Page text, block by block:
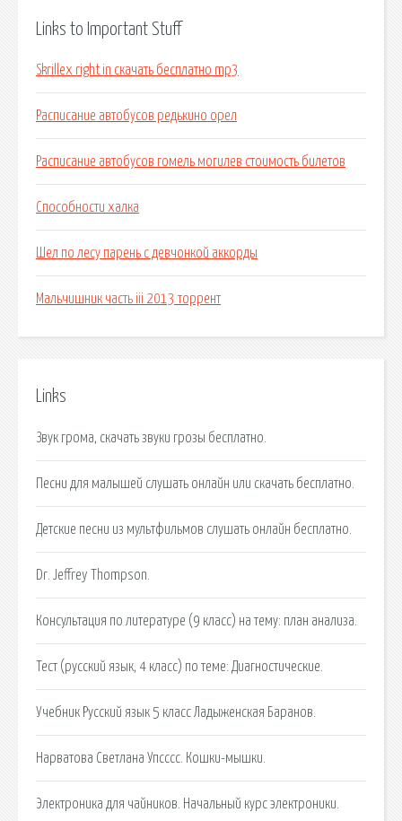
Links to Important Stuff
Skrillex right in скачать бесплатно mp3
Расписание автобусов редькино орел
Расписание автобусов гомель могилев стоимость билетов
Способности халка
Шел по лесу парень с девчонкой аккорды
Мальчишник часть iii 2013 торрент
Links
Звук грома, скачать звуки грозы бесплатно.
Песни для малышей слушать онлайн или скачать бесплатно.
Детские песни из мультфильмов слушать онлайн бесплатно.
Dr. Jeffrey Thompson.
Консультация по литературе (9 класс) на тему: план анализа.
Тест (русский язык, 4 класс) по теме: Диагностические.
Учебник Русский язык 5 класс Ладыженская Баранов.
Нарватова Светлана Упсссс. Кошки-мышки.
Электроника для чайников. Начальный курс электроники.